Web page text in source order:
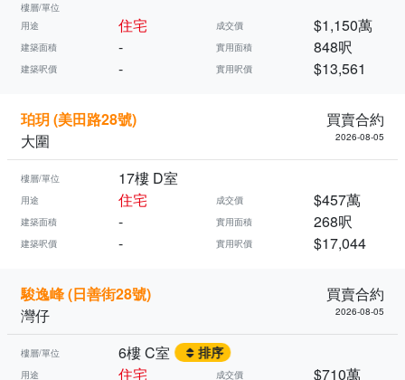
樓層/單位
用途
住宅 成交價 $1,150萬
建築面積 - 實用面積 848呎
建築呎價 - 實用呎價 $13,561
珀玥 (美田路28號)
買賣合約
大圍
2026-08-05
樓層/單位 17樓 D室
用途 住宅 成交價 $457萬
建築面積 - 實用面積 268呎
建築呎價 - 實用呎價 $17,044
駿逸峰 (日善街28號)
買賣合約
灣仔
2026-08-05
樓層/單位 6樓 C室
用途 住宅 成交價 $710萬
排序